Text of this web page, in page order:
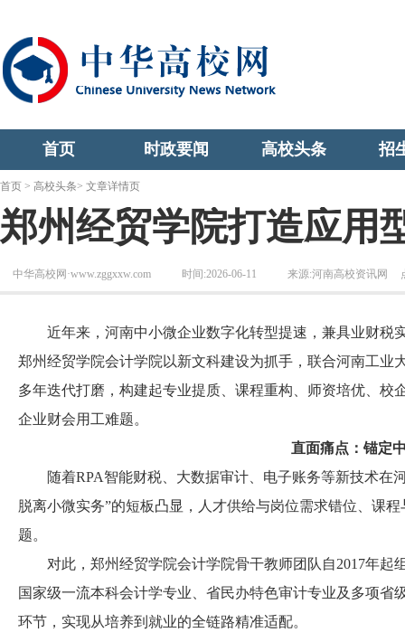
首页 时政要闻 高校头条 招
首页 > 高校头条> 文章详情页
郑州经贸学院打造应用
中华高校网·www.zggxxw.com 时间:2026-06-11 来源:河南高校资讯网
近年来，河南中小微企业数字化转型提速，兼具业财税
郑州经贸学院会计学院以新文科建设为抓手，联合河南工
多年迭代打磨，构建起专业提质、课程重构、师资培优、
企业财会用工难题。
直面痛点：锚定
随着RPA智能财税、大数据审计、电子账务等新技术在
脱离小微实务”的短板凸显，人才供给与岗位需求错位、课
题。
对此，郑州经贸学院会计学院骨干教师团队自2017年起
国家级一流本科会计学专业、省民办特色审计专业及多项
环节，实现从培养到就业的全链路精准适配。